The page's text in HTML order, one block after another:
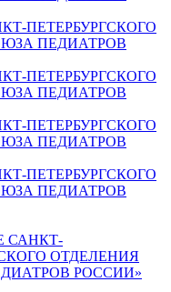
ПЕТЕРБУРГСКОГО
ПЕДИАТРОВ
ПЕТЕРБУРГСКОГО
ПЕДИАТРОВ
ПЕТЕРБУРГСКОГО
ПЕДИАТРОВ
ПЕТЕРБУРГСКОГО
ПЕДИАТРОВ
САНКТ-
ОТДЕЛЕНИЯ
РОССИИ»